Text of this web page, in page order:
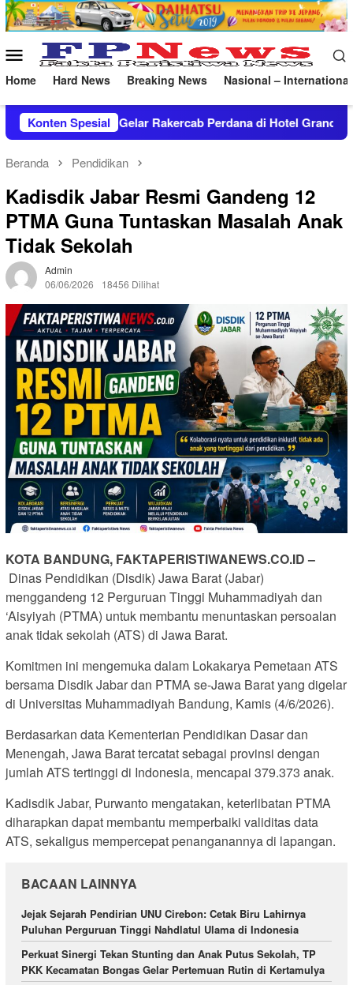
Loncat
ke
Menu
Mobile
Home Hard News Breaking News Nasional – International
Konten Spesial
di Hotel Grand Trisula Meriahkan HUT RI ke-
Beranda Pendidikan
Kadisdik Jabar Resmi Gandeng 12
PTMA Guna Tuntaskan Masalah Anak
Tidak Sekolah
Admin
06/06/2026
18456 Dilihat
KOTA BANDUNG, FAKTAPERISTIWANEWS.CO.ID –
Dinas Pendidikan (Disdik) Jawa Barat (Jabar)
menggandeng 12 Perguruan Tinggi Muhammadiyah dan
‘Aisyiyah (PTMA) untuk membantu menuntaskan persoalan
anak tidak sekolah (ATS) di Jawa Barat.
Komitmen ini mengemuka dalam Lokakarya Pemetaan ATS
bersama Disdik Jabar dan PTMA se-Jawa Barat yang digelar
di Universitas Muhammadiyah Bandung, Kamis (4/6/2026).
Berdasarkan data Kementerian Pendidikan Dasar dan
Menengah, Jawa Barat tercatat sebagai provinsi dengan
jumlah ATS tertinggi di Indonesia, mencapai 379.373 anak.
Kadisdik Jabar, Purwanto mengatakan, keterlibatan PTMA
diharapkan dapat membantu memperbaiki validitas data
ATS, sekaligus mempercepat penanganannya di lapangan.
BACAAN LAINNYA
Jejak Sejarah Pendirian UNU Cirebon: Cetak Biru Lahirnya
Puluhan Perguruan Tinggi Nahdlatul Ulama di Indonesia
Perkuat Sinergi Tekan Stunting dan Anak Putus Sekolah, TP
PKK Kecamatan Bongas Gelar Pertemuan Rutin di Kertamulya